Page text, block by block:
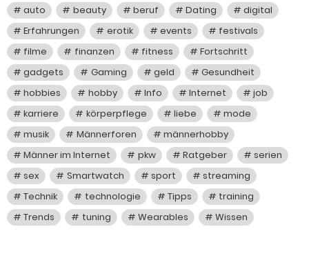
auto beauty beruf Dating
digital
Erfahrungen
erotik events
festivals
filme
finanzen fitness
Fortschritt
gadgets
Gaming geld
Gesundheit
hobbies
hobby Info Internet
job
karriere
körperpflege liebe
mode
musik
Männerforen
männerhobby
Männer im Internet
pkw Ratgeber
serien
sex
Smartwatch sport
streaming
Technik
technologie Tipps
training
Trends
tuning Wearables Wissen